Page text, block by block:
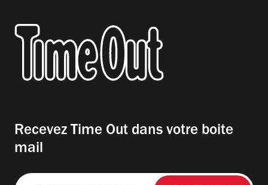
Recevez Time Out dans votre boite
mail
Entrez